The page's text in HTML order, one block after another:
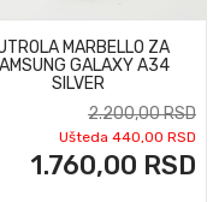
MARBELLO ZA
GALAXY A34
SILVER
2.200,00 RSD
Ušteda 440,00 RSD
1.760,00 RSD